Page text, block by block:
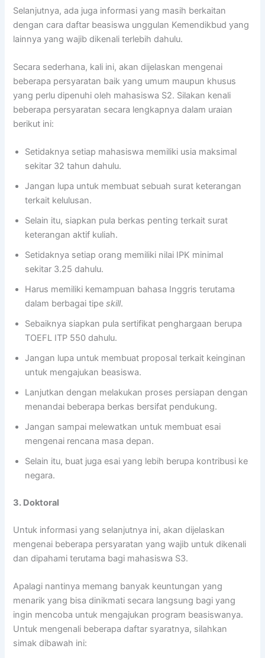
Selanjutnya, ada juga informasi yang masih berkaitan
dengan cara daftar beasiswa unggulan Kemendikbud yang
lainnya yang wajib dikenali terlebih dahulu.
Secara sederhana, kali ini, akan dijelaskan mengenai
beberapa persyaratan baik yang umum maupun khusus
yang perlu dipenuhi oleh mahasiswa S2. Silakan kenali
beberapa persyaratan secara lengkapnya dalam uraian
berikut ini:
Setidaknya setiap mahasiswa memiliki usia maksimal
sekitar 32 tahun dahulu.
Jangan lupa untuk membuat sebuah surat keterangan
terkait kelulusan.
Selain itu, siapkan pula berkas penting terkait surat
keterangan aktif kuliah.
Setidaknya setiap orang memiliki nilai IPK minimal
sekitar 3.25 dahulu.
Harus memiliki kemampuan bahasa Inggris terutama
dalam berbagai tipeskill.
Sebaiknya siapkan pula sertifikat penghargaan berupa
TOEFL ITP 550 dahulu.
Jangan lupa untuk membuat proposal terkait keinginan
untuk mengajukan beasiswa.
Lanjutkan dengan melakukan proses persiapan dengan
menandai beberapa berkas bersifat pendukung.
Jangan sampai melewatkan untuk membuat esai
mengenai rencana masa depan.
Selain itu, buat juga esai yang lebih berupa kontribusi ke
negara.
3. Doktoral
Untuk informasi yang selanjutnya ini, akan dijelaskan
mengenai beberapa persyaratan yang wajib untuk dikenali
dan dipahami terutama bagi mahasiswa S3.
Apalagi nantinya memang banyak keuntungan yang
menarik yang bisa dinikmati secara langsung bagi yang
ingin mencoba untuk mengajukan program beasiswanya.
Untuk mengenali beberapa daftar syaratnya, silahkan
simak dibawah ini: